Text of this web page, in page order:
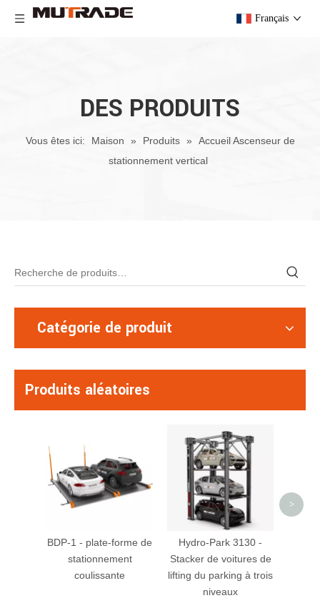
Français
DES PRODUITS
Vous êtes ici: Maison » Produits »
Accueil Ascenseur de
stationnement vertical
Catégorie de produit
Produits aléatoires
BDP-1 - plate-forme de
stationnement
coulissante
Hydro-Park 3130 -
Stacker de voitures de
lifting du parking à trois
niveaux
>